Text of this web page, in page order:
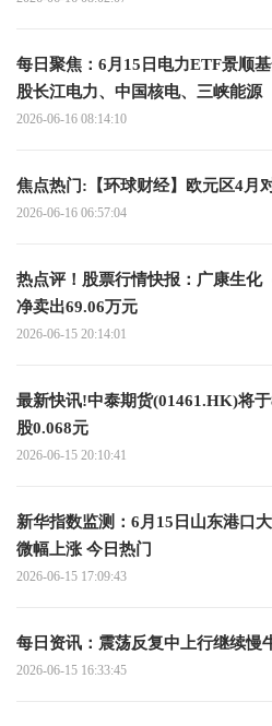
每日聚焦：6月15日电力ETF景顺
股长江电力、中国核电、三峡能源
2026-06-16 08:14:10
焦点热门:【环球财经】欧元区4月
2026-06-16 06:57:04
热点评！股票行情快报：广康生化
净卖出69.06万元
2026-06-15 20:14:01
最新快讯!中泰期货(01461.HK)将
股0.068元
2026-06-15 20:10:41
新华指数监测：6月15日山东港口
微幅上涨 今日热门
2026-06-15 17:09:43
每日资讯：震荡反复中上行继续慢
2026-06-15 16:33:45